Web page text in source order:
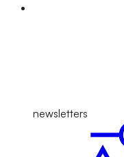
newsletters